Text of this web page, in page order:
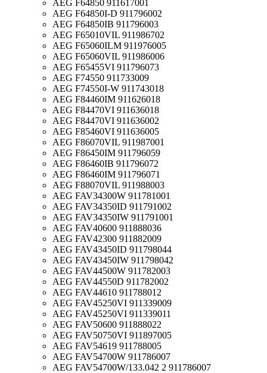
AEG F64850 911617001
AEG F64850I-D 911796002
AEG F64850IB 911796003
AEG F65010VIL 911986702
AEG F65060ILM 911976005
AEG F65060VIL 911986006
AEG F65455VI 911796073
AEG F74550 911733009
AEG F74550I-W 911743018
AEG F84460IM 911626018
AEG F84470VI 911636018
AEG F84470VI 911636002
AEG F85460VI 911636005
AEG F86070VIL 911987001
AEG F86450IM 911796059
AEG F86460IB 911796072
AEG F86460IM 911796071
AEG F88070VIL 911988003
AEG FAV34300W 911781001
AEG FAV34350ID 911791002
AEG FAV34350IW 911791001
AEG FAV40600 911888036
AEG FAV42300 911882009
AEG FAV43450ID 911798044
AEG FAV43450IW 911798042
AEG FAV44500W 911782003
AEG FAV44550D 911782002
AEG FAV44610 911788012
AEG FAV45250VI 911339009
AEG FAV45250VI 911339011
AEG FAV50600 911888022
AEG FAV50750VI 911897005
AEG FAV54619 911788005
AEG FAV54700W 911786007
AEG FAV54700W/133.042 2 911786007